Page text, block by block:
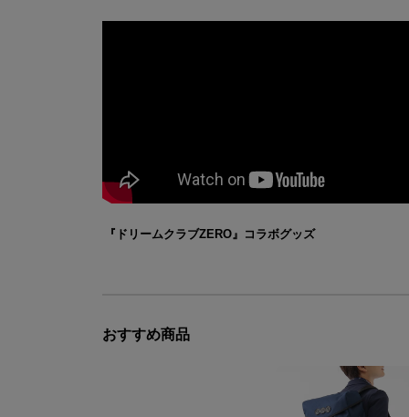
『ドリームクラブZERO』コラボグッズ
おすすめ商品